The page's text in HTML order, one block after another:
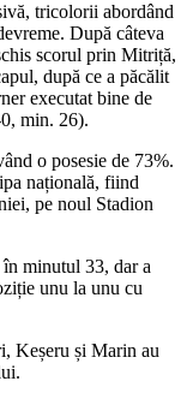
tricolorii abordând
După câteva
scorul prin Mitriță,
după ce a păcălit
executat bine de
min. 26).
o posesie de 73%.
națională, fiind
pe noul Stadion
minutul 33, dar a
unu la unu cu
Keșeru și Marin au